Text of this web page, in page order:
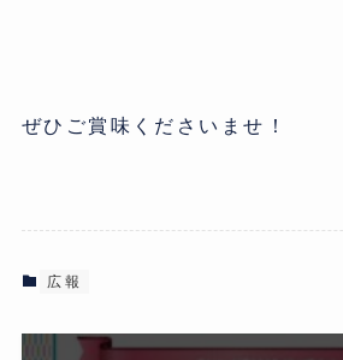
ぜひご賞味くださいませ！
広報